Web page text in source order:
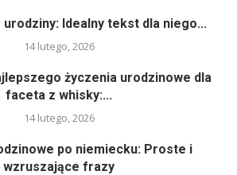
urodziny: Idealny tekst dla niego...
14 lutego, 2026
życzenia urodzinowe dla
faceta z whisky:...
14 lutego, 2026
po niemiecku: Proste i
wzruszające frazy